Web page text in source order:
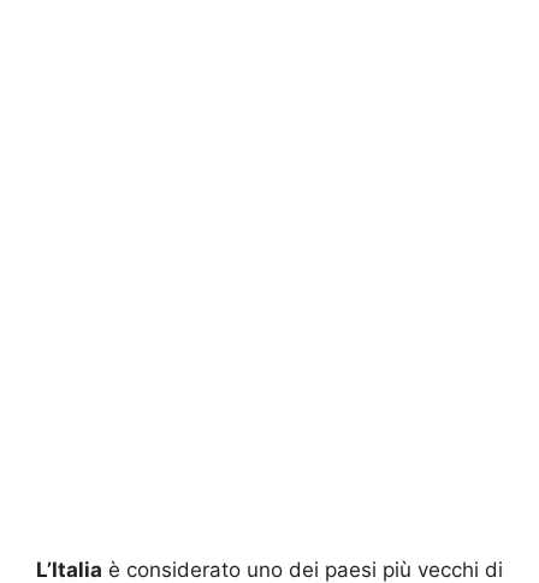
L’Italia è considerato uno dei paesi più vecchi di